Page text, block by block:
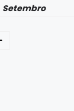
Setembro